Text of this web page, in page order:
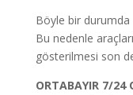
Böyle bir durumda
Bu nedenle
gösterilmesi son
ORTABAYIR 7/24